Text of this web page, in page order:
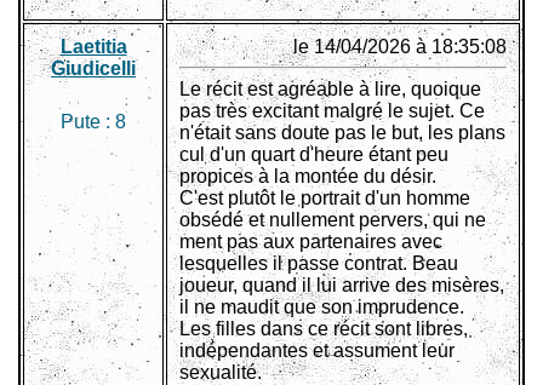
Laetitia
Giudicelli
Pute : 8
le 14/04/2026 à 18:35:08
Le récit est agréable à lire, quoique
pas très excitant malgré le sujet. Ce
n'était sans doute pas le but, les plans
cul d'un quart d'heure étant peu
propices à la montée du désir.
C'est plutôt le portrait d'un homme
obsédé et nullement pervers, qui ne
ment pas aux partenaires avec
lesquelles il passe contrat. Beau
joueur, quand il lui arrive des misères,
il ne maudit que son imprudence.
Les filles dans ce récit sont libres,
indépendantes et assument leur
sexualité.